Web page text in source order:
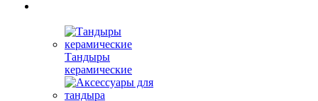
Тандыры
керамические